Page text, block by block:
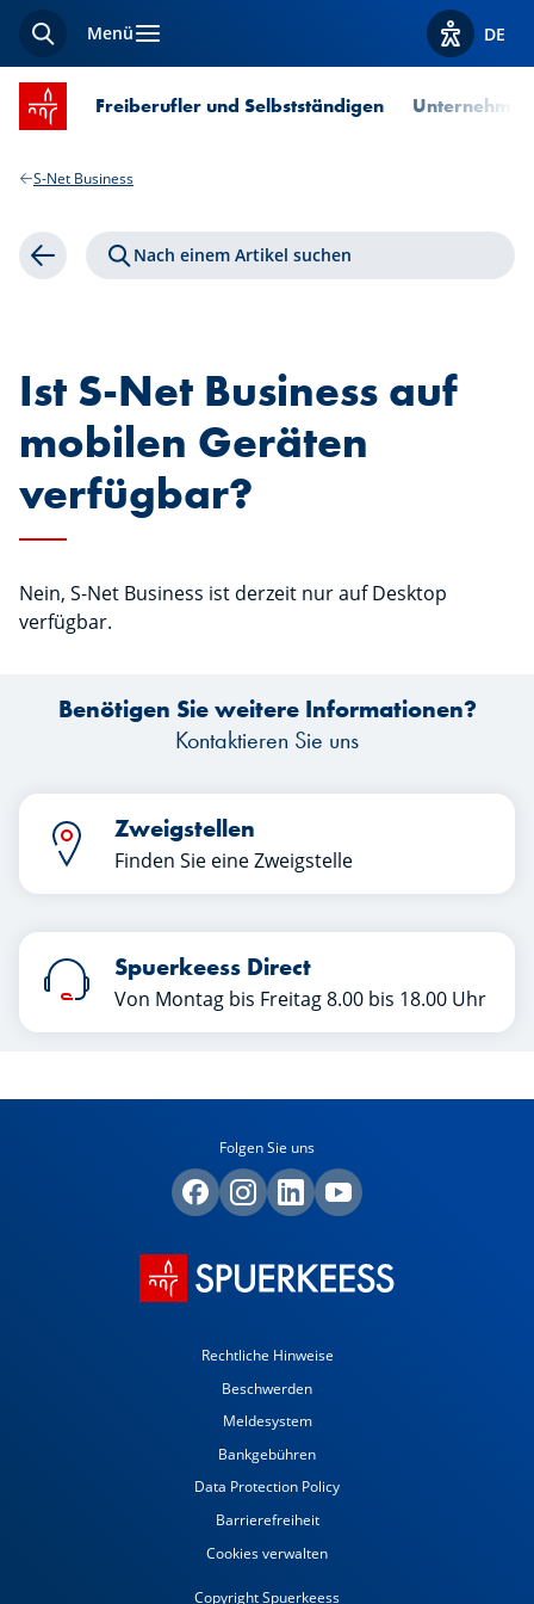
SucheMenü Optionen
DE
Startseite SPUERKEESS
Freiberufler und Selbstständigen Unternehmen
S-Net Business
Zurück Nach einem Artikel suchen
Ist S-Net Business auf
mobilen Geräten
verfügbar?
Nein, S-Net Business ist derzeit nur auf Desktop
verfügbar.
Benötigen Sie weitere Informationen?
Kontaktieren Sie uns
Zweigstellen
Finden Sie eine Zweigstelle
Spuerkeess Direct
Von Montag bis Freitag 8.00 bis 18.00 Uhr
Folgen Sie uns
Rechtliche Hinweise
Beschwerden
Meldesystem
Bankgebühren
Data Protection Policy
Barrierefreiheit
Cookies verwalten
Copyright Spuerkeess